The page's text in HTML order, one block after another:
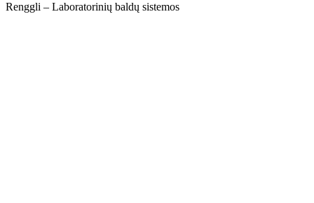
Renggli – Laboratorinių baldų sistemos